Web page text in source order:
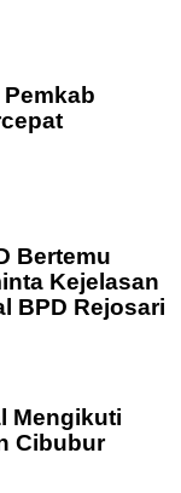
Bertemu
Kejelasan
BPD Rejosari
Mengikuti
Cibubur